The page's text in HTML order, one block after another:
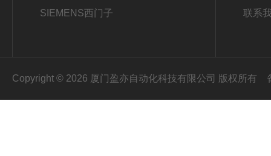
SIEMENS西门子 联系
Copyright © 2026 厦门盈亦自动化科技有限公司 版权所有